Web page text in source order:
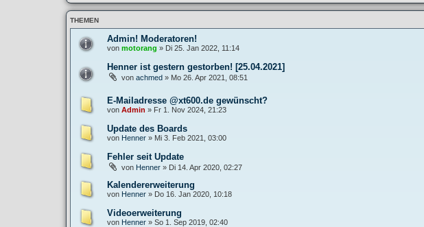
THEMEN
Admin! Moderatoren!
von motorang » Di 25. Jan 2022, 11:14
Henner ist gestern gestorben! [25.04.2021]
von achmed » Mo 26. Apr 2021, 08:51
E-Mailadresse @xt600.de gewünscht?
von Admin » Fr 1. Nov 2024, 21:23
Update des Boards
von Henner » Mi 3. Feb 2021, 03:00
Fehler seit Update
von Henner » Di 14. Apr 2020, 02:27
Kalendererweiterung
von Henner » Do 16. Jan 2020, 10:18
Videoerweiterung
von Henner » So 1. Sep 2019, 02:40